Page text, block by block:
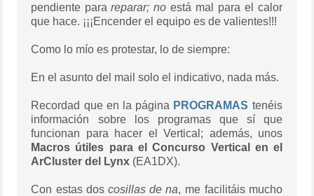
pendiente parareparar; no está mal para el calor
que hace. ¡¡¡Encender el equipo es de valientes!!!
Como lo mío es protestar, lo de siempre:
En el asunto del mail solo el indicativo, nada más.
Recordad que en la página PROGRAMAS tenéis
información sobre los programas que sí que
funcionan para hacer el Vertical; además, unos
Macros útiles para el Concurso Vertical en el
ArCluster del Lynx (EA1DX).
Con estas doscosillas de na, me facilitáis mucho